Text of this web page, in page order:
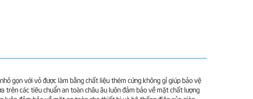
gọn với vỏ được làm bằng chất liệu thém cứng không gỉ giúp bảo vệ
các tiêu chuẩn an toàn châu âu luôn đảm bảo về mặt chất lượng